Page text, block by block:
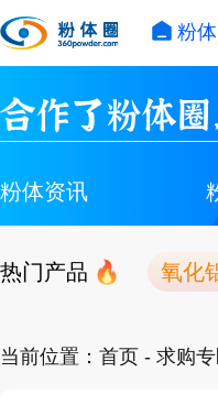
粉
合作了粉体圈
粉体资讯
热门产品 氧化
当前位置： 首页 - 求购专